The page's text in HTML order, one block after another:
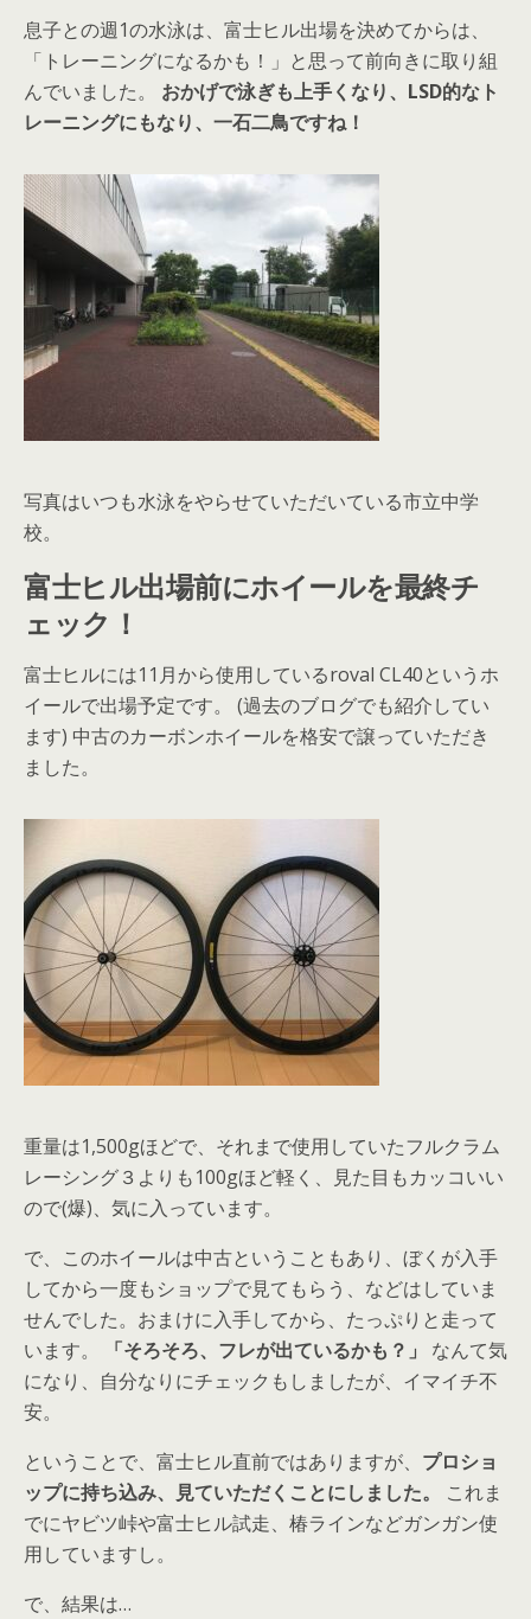
息子との週1の水泳は、富士ヒル出場を決めてからは、
「トレーニングになるかも！」と思って前向きに取り組
んでいました。 おかげで泳ぎも上手くなり、LSD的なト
レーニングにもなり、一石二鳥ですね！
写真はいつも水泳をやらせていただいている市立中学
校。
富士ヒル出場前にホイールを最終チ
ェック！
富士ヒルには11月から使用しているroval CL40というホ
イールで出場予定です。 (過去のブログでも紹介してい
ます) 中古のカーボンホイールを格安で譲っていただき
ました。
重量は1,500gほどで、それまで使用していたフルクラム
レーシング３よりも100gほど軽く、見た目もカッコいい
ので(爆)、気に入っています。
で、このホイールは中古ということもあり、ぼくが入手
してから一度もショップで見てもらう、などはしていま
せんでした。おまけに入手してから、たっぷりと走って
います。
「そろそろ、フレが出ているかも？」
なんて気
になり、自分なりにチェックもしましたが、イマイチ不
安。
ということで、富士ヒル直前ではありますが、 プロショ
ップに持ち込み、見ていただくことにしました。
これま
でにヤビツ峠や富士ヒル試走、椿ラインなどガンガン使
用していますし。
で、結果は…